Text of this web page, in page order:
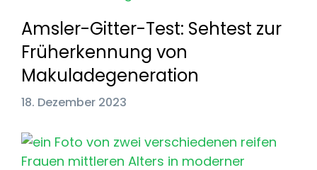
Amsler-Gitter-Test: Sehtest zur
Früherkennung von
Makuladegeneration
18. Dezember 2023